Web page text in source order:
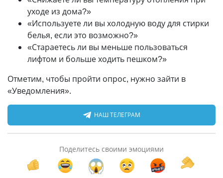
уходе из дома?»
«Используете ли вы холодную воду для стирки
белья, если это возможно?»
«Стараетесь ли вы меньше пользоваться
лифтом и больше ходить пешком?»
Отметим, чтобы пройти опрос, нужно зайти в
«Уведомления».
НАШ ТЕЛЕГРАМ
Поделитесь своими эмоциями